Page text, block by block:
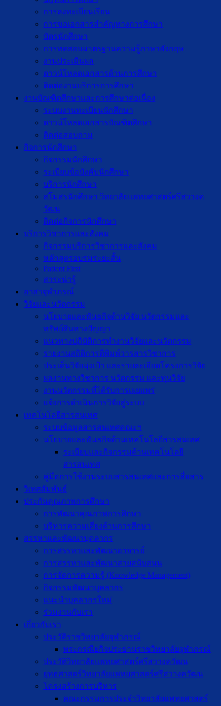
การลงทะเบียนเรียน
การขอเอกสารสำคัญทางการศึกษา
บัตรนักศึกษา
การทดสอบมาตรฐานความรู้ภาษาอังกฤษ
งานประเมินผล
ดาวน์โหลดเอกสารด้านการศึกษา
ติดต่องานบริการการศึกษา
งานบัณฑิตศึกษาเเละการศึกษาต่อเนื่อง
ระบบงานทะเบียนนักศึกษา
ดาวน์โหลดเอกสารบัณฑิตศึกษา
ติดต่อสอบถาม
กิจการนักศึกษา
กิจกรรมนักศึกษา
ระเบียบข้อบังคับนักศึกษา
บริการนักศึกษา
สโมสรนักศึกษา วิทยาลัยแพทยศาสตร์ศรีสวางค
วัฒน
ติดต่อกิจการนักศึกษา
บริการวิชาการและสังคม
กิจกรรมบริการวิชาการและสังคม
หลักสูตรอบรมระยะสั้น
Patient First
สาระน่ารู้
อาสาจุฬาภรณ์
วิจัยและนวัตกรรม
นโยบายและพันธกิจด้านวิจัย นวัตกรรมและ
ทรัพย์สินทางปัญญา
แนวทางปฏิบัติการทำงานวิจัยและนวัตกรรม
รายงานสถิติการตีพิมพ์วารสารวิชาการ
ประเด็นวิจัยมุ่งเป้า และรายละเอียดโครงการวิจัย
ผลงานทางวิชาการ นวัตกรรม และทุนวิจัย
งานนวัตกรรมที่ได้รับการเผยแพร่
แจ้งการดำเนินการวิจัยสู่ระบบ
เทคโนโลยีสารสนเทศ
ระบบข้อมูลสารสนเทศคณะฯ
นโยบายและพันธกิจด้านเทคโนโลยีสารสนเทศ
ระเบียบและกิจกรรมด้านเทคโนโลยี
สารสนเทศ
คู่มือการใช้งานระบบสารสนเทศและการสื่อสาร
วิเทศสัมพันธ์
ประกันคุณภาพการศึกษา
การพัฒนาคุณภาพการศึกษา
บริหารความเสี่ยงด้านการศึกษา
สรรหาและพัฒนาบุคลากร
การสรรหาและพัฒนาอาจารย์
การสรรหาและพัฒนาสายสนับสนุน
การจัดการความรู้ (Knowledge Management)
กิจกรรมพัฒนาบุคลากร
แนะนำบุคลากรใหม่
ร่วมงานกับเรา
เกี่ยวกับเรา
ประวัติราชวิทยาลัยจุฬาภรณ์
พระกรณียกิจประธานราชวิทยาลัยจุฬาภรณ์
ประวัติวิทยาลัยแพทยศาสตร์ศรีสวางควัฒน
ยุทธศาสตร์วิทยาลัยแพทยศาสตร์ศรีสวางควัฒน
โครงสร้างการบริหาร
คณะกรรมการประจำวิทยาลัยแพทยศาสตร์